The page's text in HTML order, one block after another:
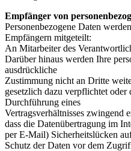
Empfänger von
Personenbezogene Daten
Empfängern mitgeteilt:
An Mitarbeiter des
Darüber hinaus werden Ihre
ausdrückliche
Zustimmung nicht an Dritte
gesetzlich dazu verpflichtet
Durchführung eines
Vertragsverhältnisses zwingend
dass die Datenübertragung im
per E-Mail) Sicherheitslücken
Schutz der Daten vor dem